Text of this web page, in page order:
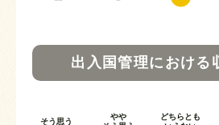
出入国管理における
そう思う
やや
どちらとも